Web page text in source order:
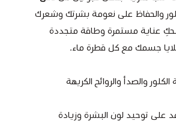
والحفاظ على نعومة بشرتك وشعرك
عناية مستمرة وطاقة متجددة
الكلور والصدأ والروائح الكريهة
على توحيد لون البشرة وزيادة